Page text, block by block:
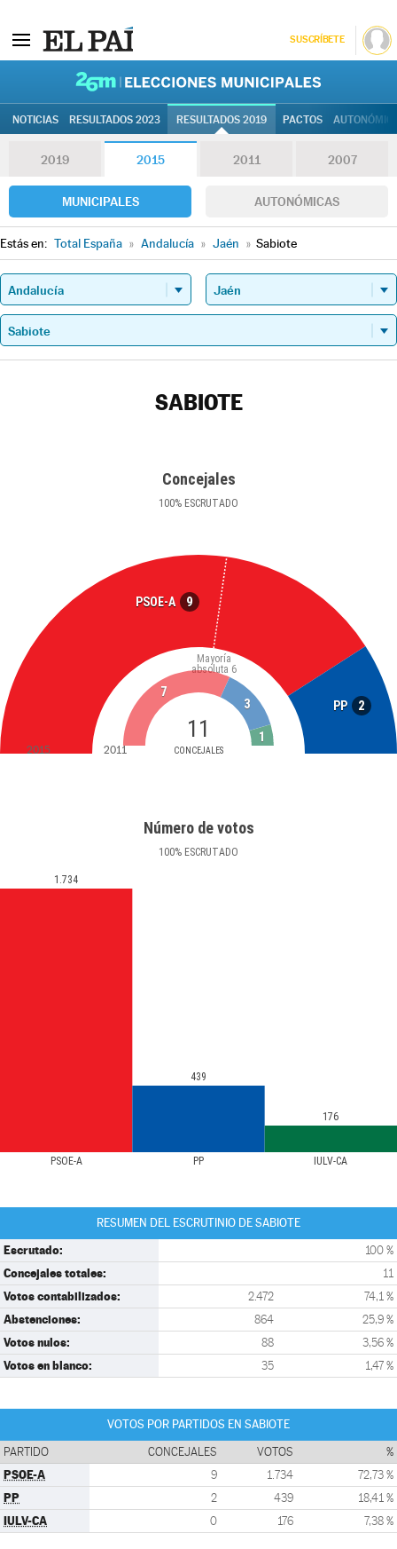
SUSCRÍBETE
NOTICIAS RESULTADOS 2023 RESULTADOS 2019 PACTOS
2019 2015 2011 2007
MUNICIPALES AUTONÓMICAS
Estás en: Total España » Andalucía » Jaén » Sabiote
SABIOTE
Concejales
100% ESCRUTADO
PSOE-A 9
PP 2
11
CONCEJALES
Mayoría
absoluta 6
7
3
1
2015 2011
Número de votos
100% ESCRUTADO
PSOE-A PP IULV-CA
1.734
439
176
RESUMEN DEL ESCRUTINIO DE SABIOTE
Escrutado: 100 %
Concejales totales: 11
Votos contabilizados: 2.472 74,1 %
Abstenciones: 864 25,9 %
Votos nulos: 88 3,56 %
Votos en blanco: 35 1,47 %
VOTOS POR PARTIDOS EN SABIOTE
PARTIDO CONCEJALES VOTOS %
PSOE-A 9 1.734 72,73 %
PP 2 439 18,41 %
IULV-CA 0 176 7,38 %